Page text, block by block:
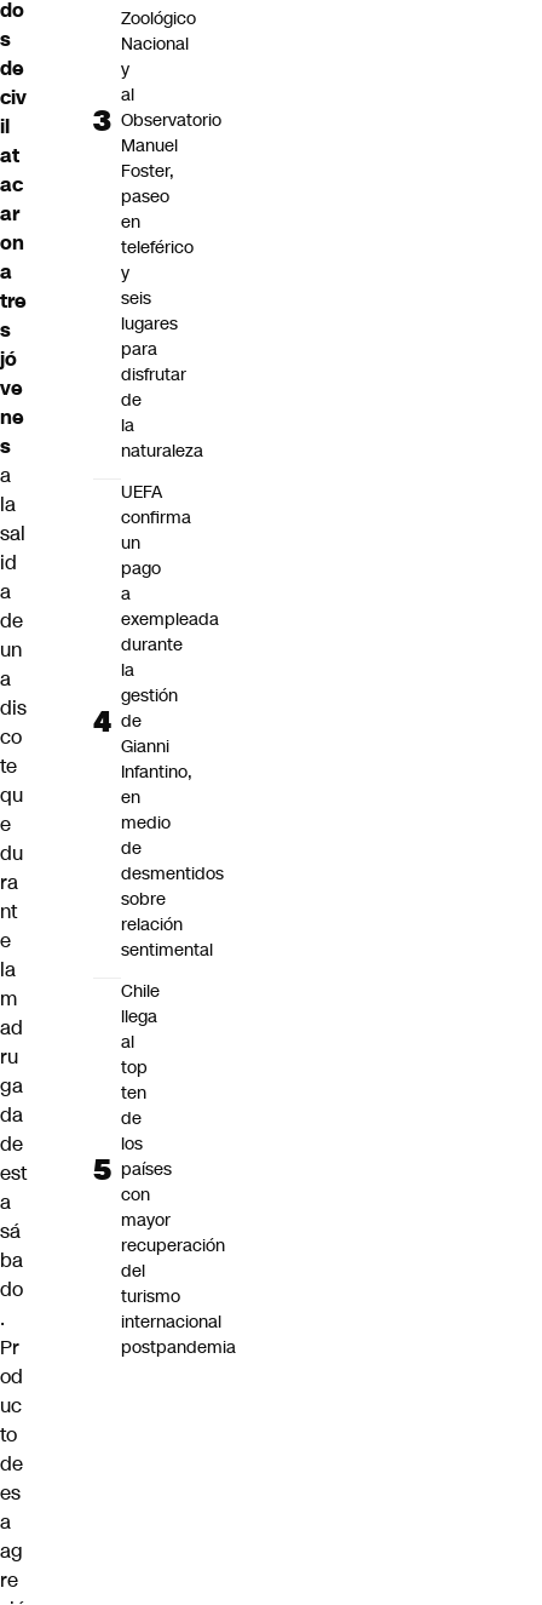
do
s
de
civ
il
at
ac
ar
on
a
tre
s
jó
ve
ne
s
a
la
sal
id
a
de
un
a
dis
co
te
qu
e
du
ra
nt
e
la
m
ad
ru
ga
da
de
est
a
sá
ba
do
.
Pr
od
uc
to
de
es
a
ag
re
Zoológico
Nacional
y
al
Observatorio
Manuel
Foster,
paseo
en
teleférico
y
seis
lugares
para
disfrutar
de
la
naturaleza
UEFA
confirma
un
pago
a
exempleada
durante
la
gestión
de
Gianni
Infantino,
en
medio
de
desmentidos
sobre
relación
sentimental
Chile
llega
al
top
ten
de
los
países
con
mayor
recuperación
del
turismo
internacional
postpandemia